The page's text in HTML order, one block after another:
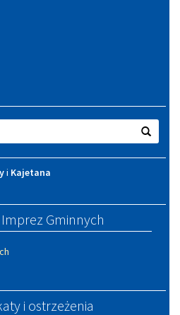
i Kajetana
Gminnych
i ostrzeżenia